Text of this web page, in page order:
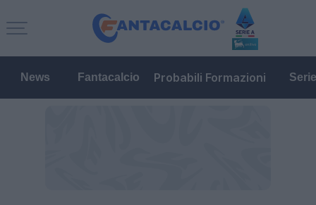
News Fantacalcio Probabili Formazioni